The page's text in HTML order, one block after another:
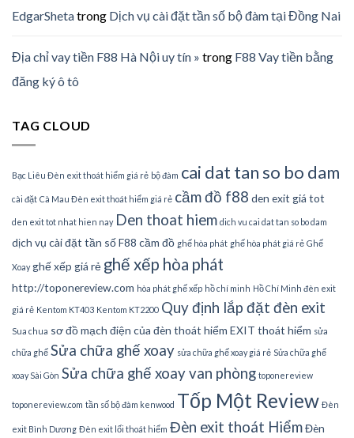
EdgarShetatrong Dịch vụ cài đặt tần số bộ đàm tại Đồng Nai
Địa chỉ vay tiền F88 Hà Nội uy tín » trong F88 Vay tiền bằng
đăng ký ô tô
TAG CLOUD
Bạc Liêu Đèn exit thoát hiểm giá rẻ bộ đàm cai dat tan so bo dam
cài đặt Cà Mau Đèn exit thoát hiểm giá rẻ cầm đồ f88 den exit giá tot
den exit tot nhat hien nay Den thoat hiem dich vu cai dat tan so bo dam
dịch vụ cài đặt tần sốF88 cầm đồ ghế hòa phát ghế hòa phát giá rẻ Ghế
Xoay ghế xếp giá rẻ ghế xếp hòa phát
http://toponereview.com hòa phát ghế xếp hồ chí minh Hồ Chí Minh đèn exit
giá rẻ Kentom KT403 Kentom KT2200 Quy định lắp đặt đèn exit
Sua chua sơ đồ mạch điện của đèn thoát hiểm EXIT thoát hiểm sửa
chữa ghế Sửa chữa ghế xoay sửa chữa ghế xoay giá rẻ Sửa chữa ghế
xoay Sài Gòn Sửa chữa ghế xoay van phòng toponereview
toponereview.com tần số bộ đàm kenwood Tốp Một Review Đèn
exit Bình Dương Đèn exit lối thoát hiểm Đèn exit thoát HiểmĐèn